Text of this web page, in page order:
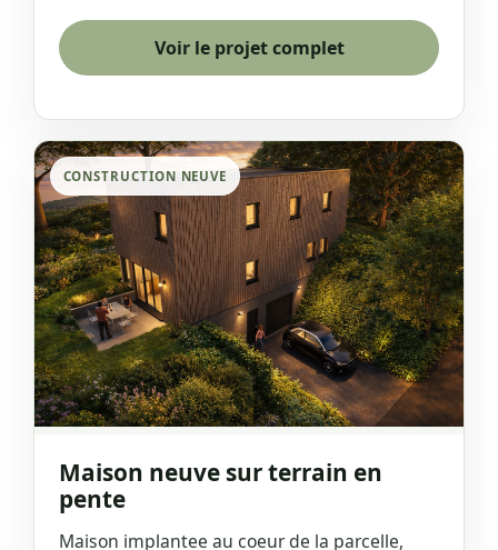
Voir le projet complet
CONSTRUCTION NEUVE
Maison neuve sur terrain en
pente
Maison implantee au coeur de la parcelle,